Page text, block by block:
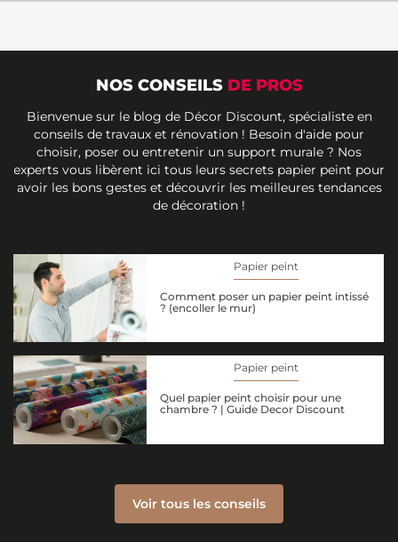
NOS CONSEILS DE PROS
Bienvenue sur le blog de Décor Discount, spécialiste en
conseils de travaux et rénovation ! Besoin d'aide pour
choisir, poser ou entretenir un support murale ? Nos
experts vous libèrent ici tous leurs secrets papier peint pour
avoir les bons gestes et découvrir les meilleures tendances
de décoration !
Papier peint
Comment poser un papier peint intissé
? (encoller le mur)
Papier peint
Quel papier peint choisir pour une
chambre ? | Guide Decor Discount
Voir tous les conseils